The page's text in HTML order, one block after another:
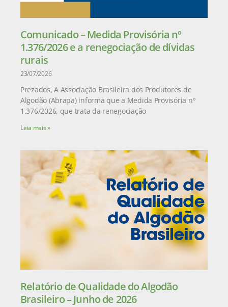
Comunicado – Medida Provisória nº
1.376/2026 e a renegociação de dívidas
rurais
23/07/2026
Prezados, A Associação Brasileira dos Produtores de
Algodão (Abrapa) informa que a Medida Provisória nº
1.376/2026, que trata da renegociação
Leia mais »
Relatório de Qualidade do Algodão
Brasileiro – Junho de 2026